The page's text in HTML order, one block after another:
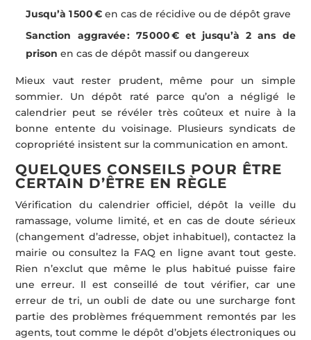
Jusqu’à 1 500 € en cas de récidive ou de dépôt grave
Sanction aggravée : 75 000 € et jusqu’à 2 ans de
prison en cas de dépôt massif ou dangereux
Mieux vaut rester prudent, même pour un simple
sommier. Un dépôt raté parce qu’on a négligé le
calendrier peut se révéler très coûteux et nuire à la
bonne entente du voisinage. Plusieurs syndicats de
copropriété insistent sur la communication en amont.
QUELQUES CONSEILS POUR ÊTRE
CERTAIN D’ÊTRE EN RÈGLE
Vérification du calendrier officiel, dépôt la veille du
ramassage, volume limité, et en cas de doute sérieux
(changement d’adresse, objet inhabituel), contactez la
mairie ou consultez la FAQ en ligne avant tout geste.
Rien n’exclut que même le plus habitué puisse faire
une erreur. Il est conseillé de tout vérifier, car une
erreur de tri, un oubli de date ou une surcharge font
partie des problèmes fréquemment remontés par les
agents, tout comme le dépôt d’objets électroniques ou